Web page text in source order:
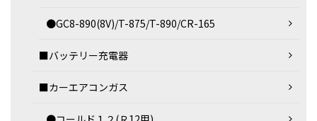
●GC8-890(8V)/T-875/T-890/CR-165
■バッテリー充電器
■カーエアコンガス